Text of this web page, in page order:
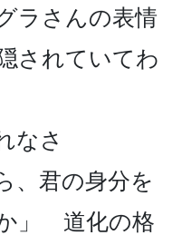
ラさんの表情
されていてわ
なさ
、君の身分を
」　道化の格